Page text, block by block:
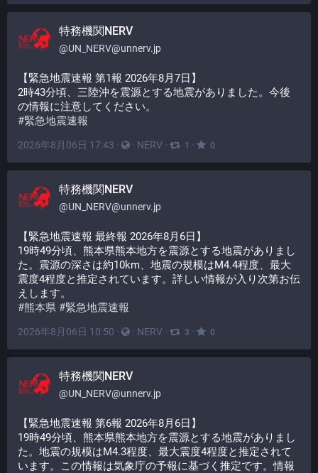
特務機関NERV
@UN_NERV@unnerv.jp
【緊急地震速報 第1報 2026年8月7日】
2時43分頃、三陸沖を震源とする地震がありました。今後
の情報に注意してください。
#緊急地震速報
2026年8月06日 17:43 · · NERV · 1 · 0
特務機関NERV
@UN_NERV@unnerv.jp
【緊急地震速報 最終報 2026年8月6日】
19時49分頃、熊本県熊本地方を震源とする地震がありまし
た。震源の深さは約10km、地震の規模はM4.4程度、最大
震度4程度と推定されています。詳しい情報が入り次第お伝
えします。
#熊本県 #緊急地震速報
2026年8月06日 10:50 · · NERV · 3 · 0
特務機関NERV
@UN_NERV@unnerv.jp
【緊急地震速報 第6報 2026年8月6日】
19時49分頃、熊本県熊本地方を震源とする地震がありまし
た。地震の規模はM4.3程度、最大震度4程度と推定されて
います。この情報は気象庁の予報に基づく推定です。情報